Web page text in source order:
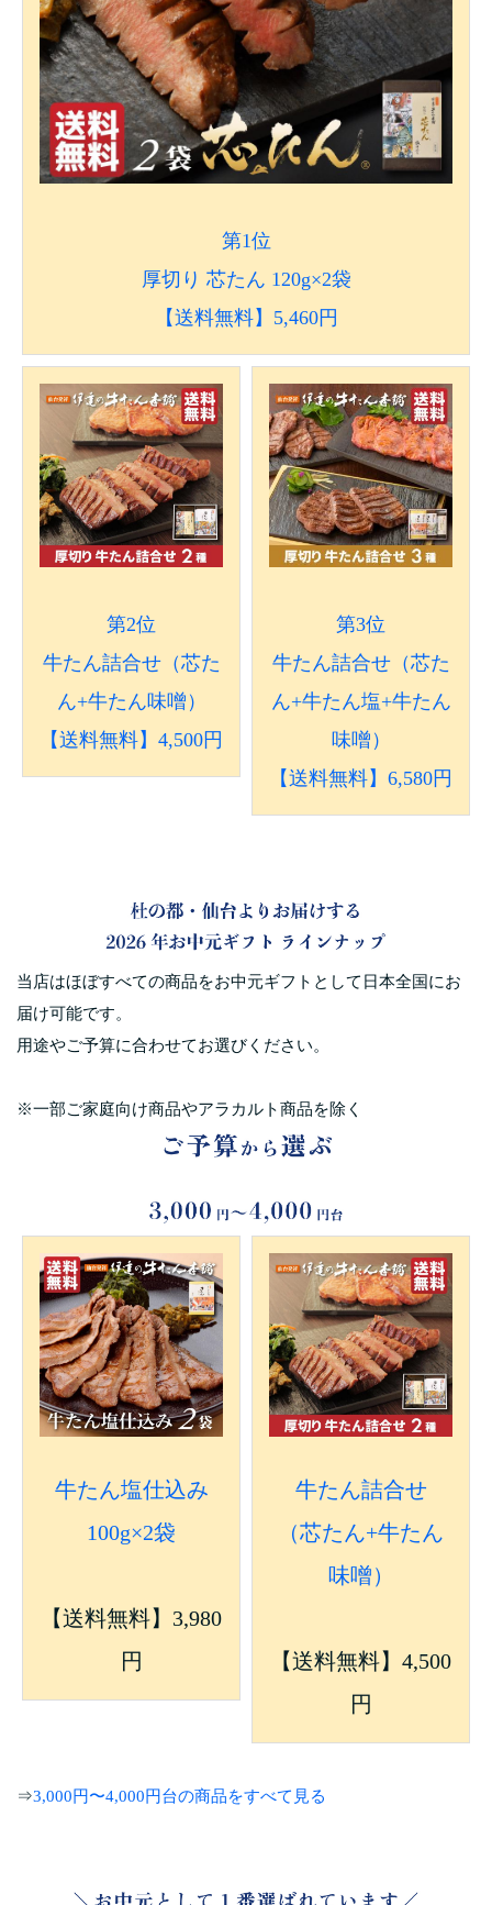
第1位
厚切り 芯たん 120g×2袋
【送料無料】5,460円
第2位
牛たん詰合せ（芯た
ん+牛たん味噌）
【送料無料】4,500円
第3位
牛たん詰合せ（芯た
ん+牛たん塩+牛たん
味噌）
【送料無料】6,580円
当店はほぼすべての商品をお中元ギフトとして日本全国にお
届け可能です。
用途やご予算に合わせてお選びください。
※一部ご家庭向け商品やアラカルト商品を除く
牛たん塩仕込み
100g×2袋
【送料無料】3,980
円
牛たん詰合せ
（芯たん+牛たん
味噌）
【送料無料】4,500
円
⇒3,000円〜4,000円台の商品をすべて見る